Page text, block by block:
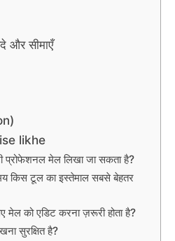
और सीमाएँ
likhe
प्रोफेशनल मेल लिखा जा सकता है?
किस टूल का इस्तेमाल सबसे बेहतर
मेल को एडिट करना ज़रूरी होता है?
सुरक्षित है?